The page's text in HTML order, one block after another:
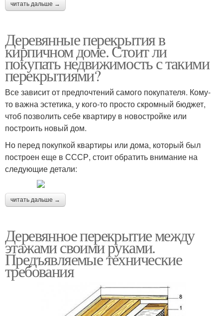
читать дальше →
Деревянные перекрытия в
кирпичном доме. Стоит ли
покупать недвижимость с такими
перекрытиями?
Все зависит от предпочтений самого покупателя. Кому-
то важна эстетика, у кого-то просто скромный бюджет,
чтоб позволить себе квартиру в новостройке или
построить новый дом.
Но перед покупкой квартиры или дома, который был
построен еще в СССР, стоит обратить внимание на
следующие детали:
читать дальше →
Деревянное перекрытие между
этажами своими руками.
Предъявляемые технические
требования